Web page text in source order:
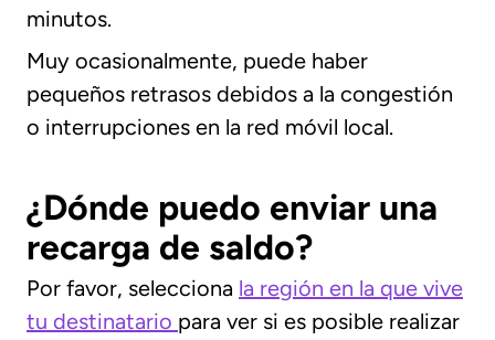
minutos.
Muy ocasionalmente, puede haber
pequeños retrasos debidos a la congestión
o interrupciones en la red móvil local.
¿Dónde puedo enviar una
recarga de saldo?
Por favor, selecciona la región en la que vive
tu destinatario para ver si es posible realizar